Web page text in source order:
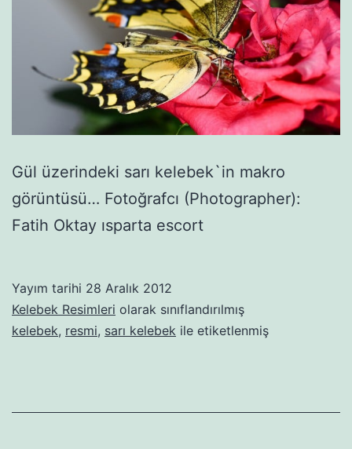
Gül üzerindeki sarı kelebek`in makro
görüntüsü… Fotoğrafcı (Photographer):
Fatih Oktay ısparta escort
Yayım tarihi 28 Aralık 2012
Kelebek Resimleri olarak sınıflandırılmış
kelebek, resmi, sarı kelebek ile etiketlenmiş